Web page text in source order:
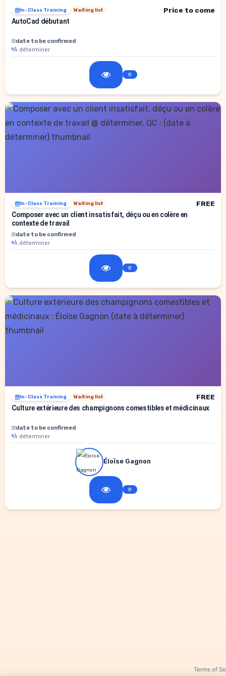
In-Class Training Waiting list
Price to come
AutoCad débutant
date to be confirmed
À déterminer
In-Class Training Waiting list
FREE
Composer avec un client insatisfait, déçu ou en colère en
contexte de travail
date to be confirmed
À déterminer
In-Class Training Waiting list
FREE
Culture extérieure des champignons comestibles et médicinaux
date to be confirmed
À déterminer
Éloïse Gagnon
Terms of